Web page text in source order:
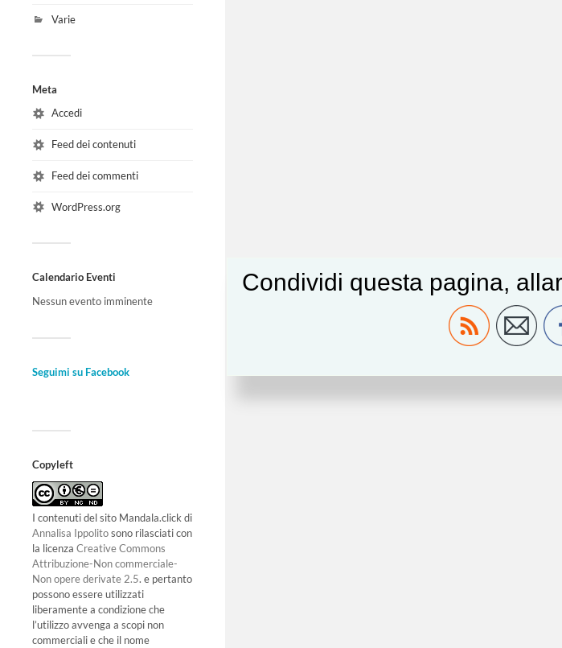
Varie
Meta
Accedi
Feed dei contenuti
Feed dei commenti
WordPress.org
Calendario Eventi
Nessun evento imminente
Seguimi su Facebook
Copyleft
I contenuti del sito Mandala.click di
Annalisa Ippolitosono rilasciati con
la licenza Creative Commons
Attribuzione-Non commerciale-
Non opere derivate 2.5. e pertanto
possono essere utilizzati
liberamente a condizione che
l’utilizzo avvenga a scopi non
commerciali e che il nome
Condividi questa pagina,